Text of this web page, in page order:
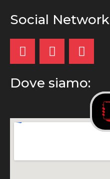
Social Network
Dove siamo: